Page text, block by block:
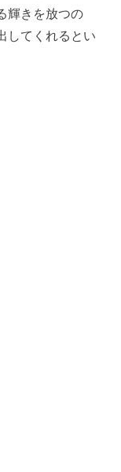
輝きを放つの
してくれるとい